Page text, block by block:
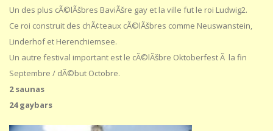
Un des plus cÃ©lÃšbres BaviÃšre gay et la ville fut le roi Ludwig2.
Ce roi construit des chÃ¢teaux cÃ©lÃšbres comme Neuswanstein,
Linderhof et Herenchiemsee.
Un autre festival important est le cÃ©lÃšbre Oktoberfest Ã la fin
Septembre / dÃ©but Octobre.
2 saunas
24 gaybars